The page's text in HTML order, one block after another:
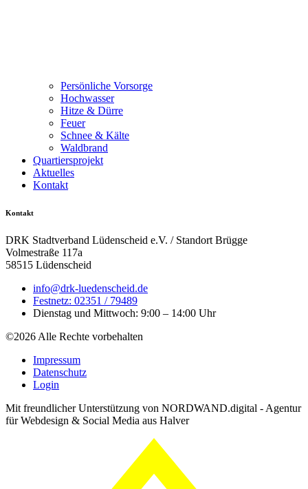
Persönliche Vorsorge
Hochwasser
Hitze & Dürre
Feuer
Schnee & Kälte
Waldbrand
Quartiersprojekt
Aktuelles
Kontakt
Kontakt
DRK Stadtverband Lüdenscheid e.V. / Standort Brügge
Volmestraße 117a
58515 Lüdenscheid
info@drk-luedenscheid.de
Festnetz: 02351 / 79489
Dienstag und Mittwoch: 9:00 – 14:00 Uhr
©2026 Alle Rechte vorbehalten
Impressum
Datenschutz
Login
Mit freundlicher Unterstützung von NORDWAND.digital - Agentur
für Webdesign & Social Media aus Halver